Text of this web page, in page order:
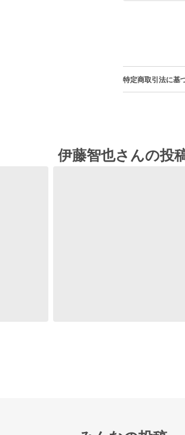
特定商取引法に基
伊藤智也さんの投